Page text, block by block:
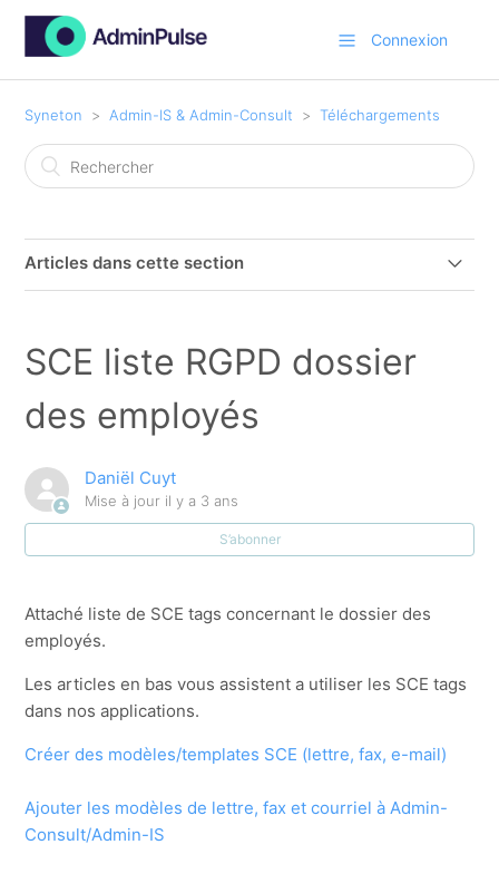
Connexion
Syneton Admin-IS & Admin-Consult Téléchargements
Articles dans cette section
Procuration UBO (IPCF)
AdminClientSetup
SCE Modèle Rappel de paiement
SCE liste RGPD dossier des employés
SCE Modèle RPGD dossier des relations
SCE Modèle de convention forfaitair
Modèle_de_convention_heure_honoraires
SCE liste RGPD dossier
des employés
Daniël Cuyt
Mise à jour il y a 3 ans
S’abonner
Attaché liste de SCE tags concernant le dossier des
employés.
Les articles en bas vous assistent a utiliser les SCE tags
dans nos applications.
Créer des modèles/templates SCE (lettre, fax, e-mail)
Ajouter les modèles de lettre, fax et courriel à Admin-
Consult/Admin-IS